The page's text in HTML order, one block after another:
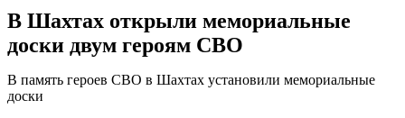
В Шахтах открыли мемориальные
доски двум героям СВО
В память героев СВО в Шахтах установили мемориальные
доски